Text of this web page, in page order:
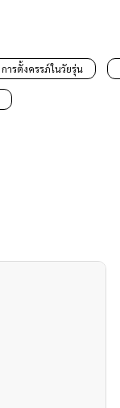
การตั้งครรภ์ในวัยรุ่น